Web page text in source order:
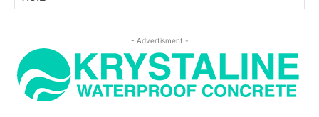
- Advertisment -